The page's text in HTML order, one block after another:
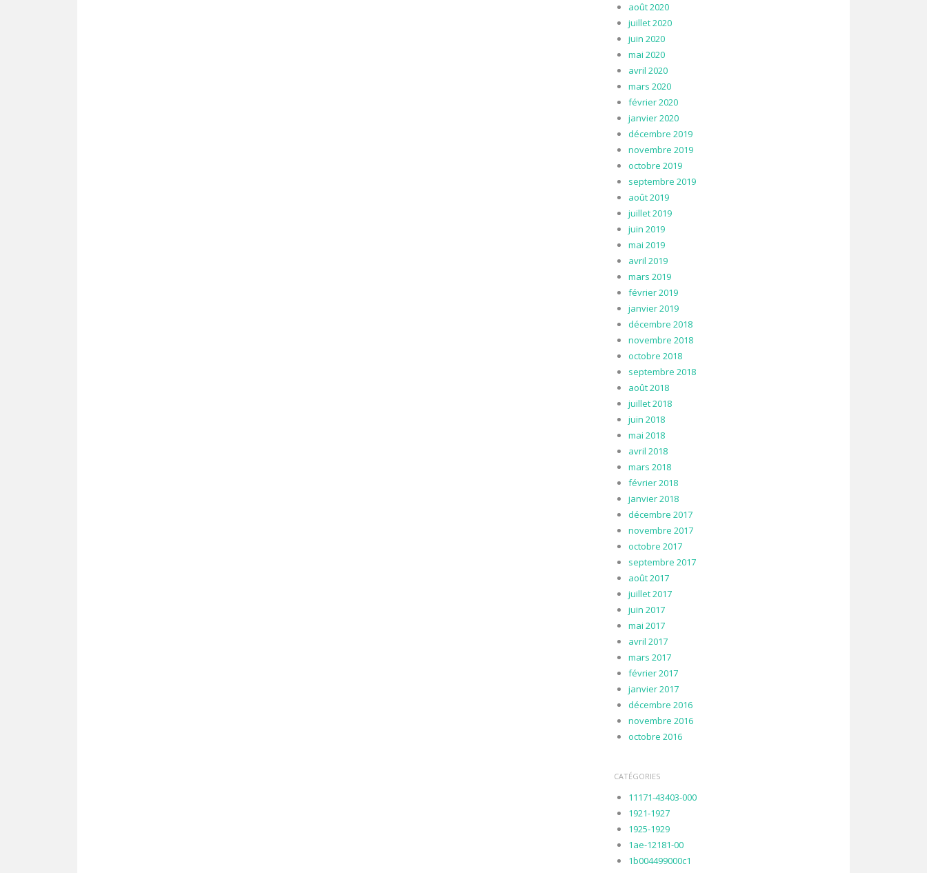
août 2020
juillet 2020
juin 2020
mai 2020
avril 2020
mars 2020
février 2020
janvier 2020
décembre 2019
novembre 2019
octobre 2019
septembre 2019
août 2019
juillet 2019
juin 2019
mai 2019
avril 2019
mars 2019
février 2019
janvier 2019
décembre 2018
novembre 2018
octobre 2018
septembre 2018
août 2018
juillet 2018
juin 2018
mai 2018
avril 2018
mars 2018
février 2018
janvier 2018
décembre 2017
novembre 2017
octobre 2017
septembre 2017
août 2017
juillet 2017
juin 2017
mai 2017
avril 2017
mars 2017
février 2017
janvier 2017
décembre 2016
novembre 2016
octobre 2016
CATÉGORIES
11171-43403-000
1921-1927
1925-1929
1ae-12181-00
1b004499000c1